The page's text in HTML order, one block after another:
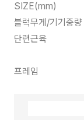
SIZE(mm)
블럭무게/기기중량
단련근육
프레임